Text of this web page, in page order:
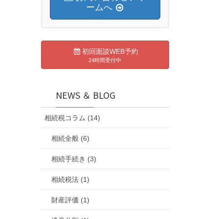
ームへ
初回面談WEB予約
24時間受付中
NEWS ＆ BLOG
相続税コラム (14)
相続全般 (6)
相続手続き (3)
相続税法 (1)
財産評価 (1)